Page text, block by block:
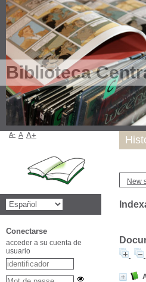
Biblioteca
New
A- A A+
Conectarse
acceder a su cuenta de
usuario